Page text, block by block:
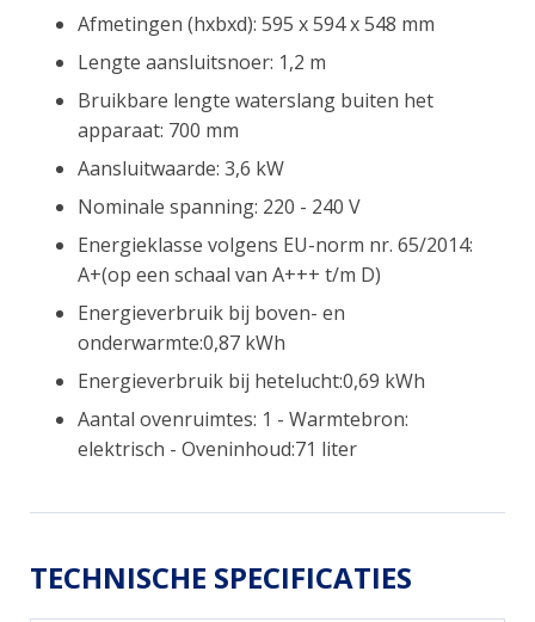
Afmetingen (hxbxd): 595 x 594 x 548 mm
Lengte aansluitsnoer: 1,2 m
Bruikbare lengte waterslang buiten het
apparaat: 700 mm
Aansluitwaarde: 3,6 kW
Nominale spanning: 220 - 240 V
Energieklasse volgens EU-norm nr. 65/2014:
A+(op een schaal van A+++ t/m D)
Energieverbruik bij boven- en
onderwarmte:0,87 kWh
Energieverbruik bij hetelucht:0,69 kWh
Aantal ovenruimtes: 1 - Warmtebron:
elektrisch - Oveninhoud:71 liter
TECHNISCHE SPECIFICATIES